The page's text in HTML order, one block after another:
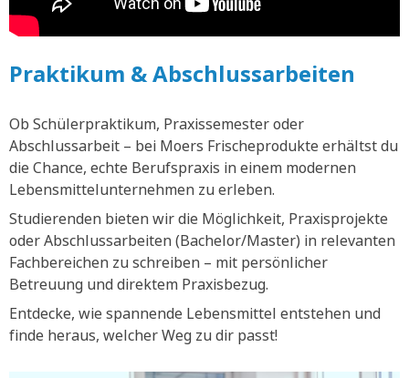
Praktikum & Abschlussarbeiten
Ob Schülerpraktikum, Praxissemester oder
Abschlussarbeit – bei Moers Frischeprodukte erhältst du
die Chance, echte Berufspraxis in einem modernen
Lebensmittelunternehmen zu erleben.
Studierenden bieten wir die Möglichkeit, Praxisprojekte
oder Abschlussarbeiten (Bachelor/Master) in relevanten
Fachbereichen zu schreiben – mit persönlicher
Betreuung und direktem Praxisbezug.
Entdecke, wie spannende Lebensmittel entstehen und
finde heraus, welcher Weg zu dir passt!